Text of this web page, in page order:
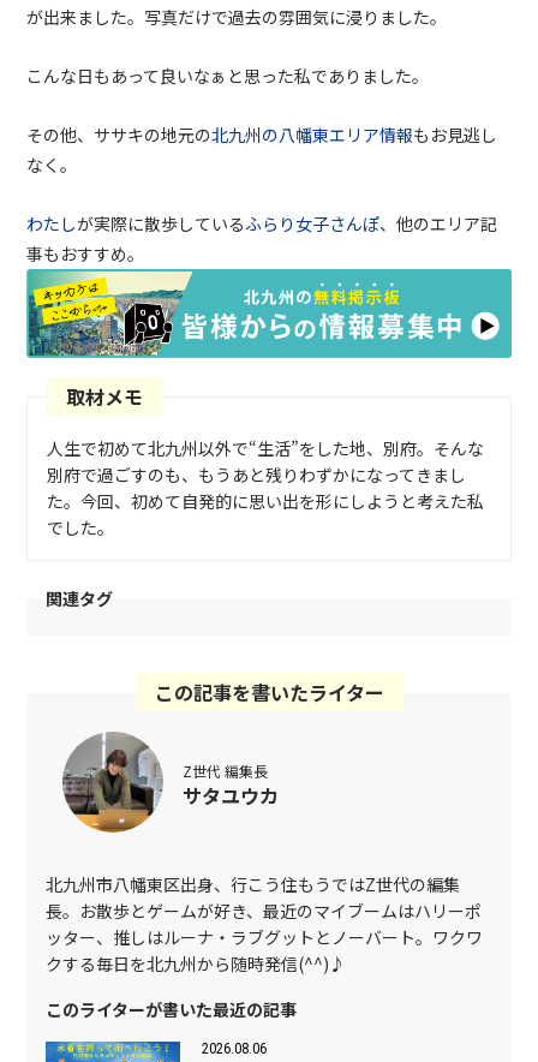
が出来ました。写真だけで過去の雰囲気に浸りました。
こんな日もあって良いなぁと思った私でありました。
その他、 ササキの地元の北九州の八幡東エリア情報もお見逃し
なく。
わたしが実際に散歩しているふらり女子さんぽ、他のエリア記
事もおすすめ。
取材メモ
人生で初めて北九州以外で“生活”をした地、別府。そんな
別府で過ごすのも、もうあと残りわずかになってきまし
た。今回、初めて自発的に思い出を形にしようと考えた私
でした。
関連タグ
この記事を書いたライター
Z世代 編集長
サタユウカ
北九州市八幡東区出身、行こう住もうではZ世代の編集
長。お散歩とゲームが好き、最近のマイブームはハリーポ
ッター、推しはルーナ・ラブグットとノーバート。ワクワ
クする毎日を北九州から随時発信(^^)♪
このライターが書いた最近の記事
2026.08.06